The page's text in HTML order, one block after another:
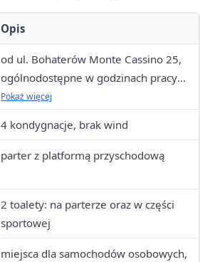
Opis
od ul. Bohaterów Monte Cassino 25,
ogólnodostępne w godzinach pracy
szkoły
Pokaż więcej
4 kondygnacje, brak wind
parter z platformą przyschodową
2 toalety: na parterze oraz w części
sportowej
miejsca dla samochodów osobowych,